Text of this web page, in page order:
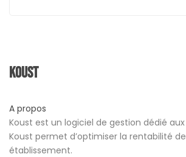
Koust
A propos
Koust est un logiciel de gestion dédié aux
Koust permet d’optimiser la rentabilité
établissement.